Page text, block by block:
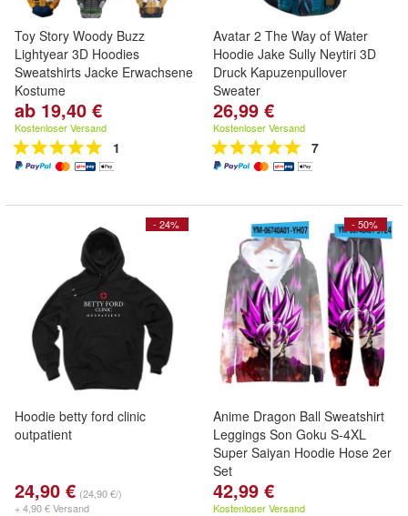
Toy Story Woody Buzz
Lightyear 3D Hoodies
Sweatshirts Jacke Erwachsene
Kostume
ab 19,40 €
Kostenloser Versand
1
Avatar 2 The Way of Water
Hoodie Jake Sully Neytiri 3D
Druck Kapuzenpullover
Sweater
26,99 €
Kostenloser Versand
7
- 24%
Hoodie betty ford clinic
outpatient
24,90 € (24,90 €/)
+ 4,90 € Versand
- 50%
Anime Dragon Ball Sweatshirt
Leggings Son Goku S-4XL
Super Saiyan Hoodie Hose 2er
Set
42,99 €
Kostenloser Versand